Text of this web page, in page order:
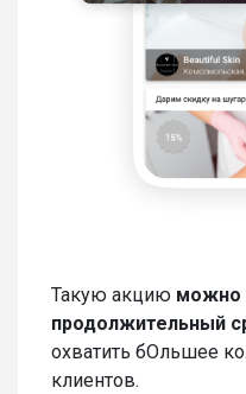
Такую акцию можно
продолжительный
охватить бОльшее
клиентов.